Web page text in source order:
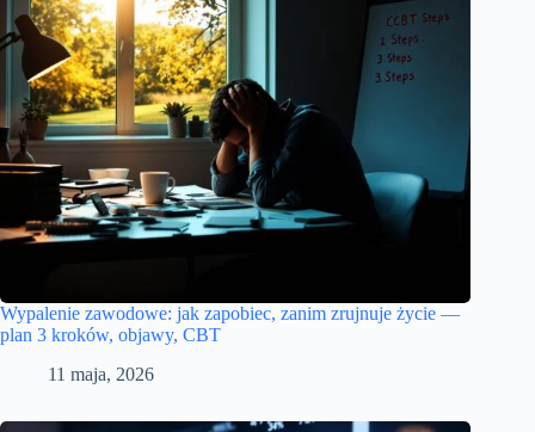
Wypalenie zawodowe: jak zapobiec, zanim zrujnuje życie —
plan 3 kroków, objawy, CBT
11 maja, 2026